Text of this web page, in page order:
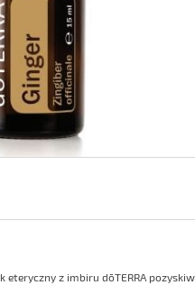
eteryczny z imbiru dōTERRA